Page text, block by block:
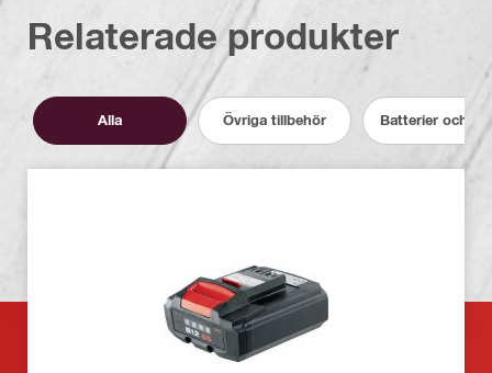
Relaterade produkter
Alla Övriga tillbehör Batterier och